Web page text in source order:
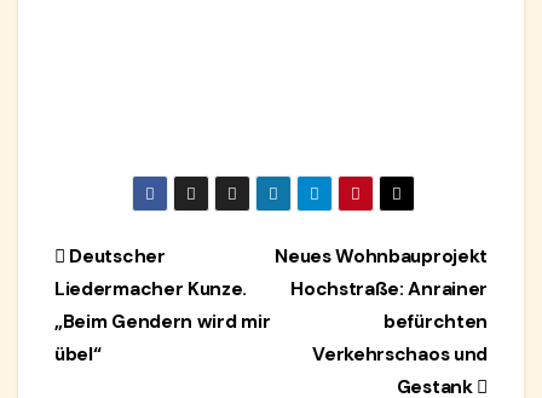
BeitragsnavigationNeues Wohnbauprojekt
Hochstraße: Anrainer
befürchten
Verkehrschaos und
Gestank
Deutscher
Liedermacher Kunze.
„Beim Gendern wird mir
übel“